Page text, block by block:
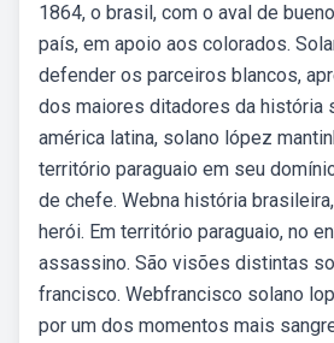
1864, o brasil, com o aval de
país, em apoio aos colorados.
defender os parceiros blancos,
dos maiores ditadores da história
américa latina, solano lópez
território paraguaio em seu
de chefe. Webna história
herói. Em território paraguaio, no
assassino. São visões distintas
francisco. Webfrancisco solano
por um dos momentos mais